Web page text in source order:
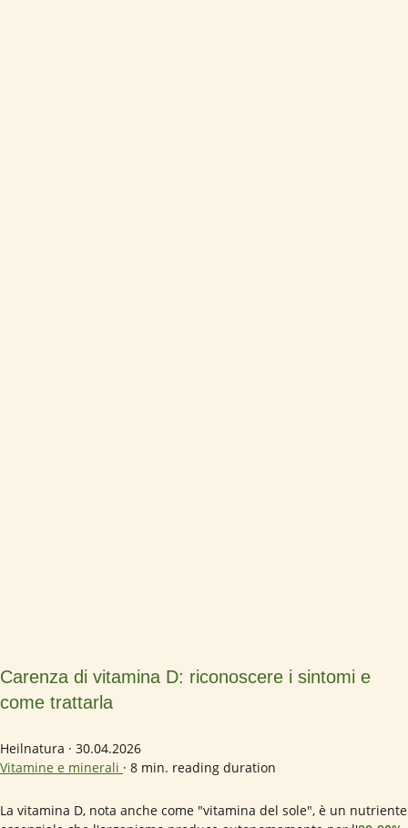
Carenza di vitamina D: riconoscere i sintomi e
come trattarla
Heilnatura · 30.04.2026
Vitamine e minerali · 8 min. reading duration
La vitamina D, nota anche come "vitamina del sole", è un nutriente